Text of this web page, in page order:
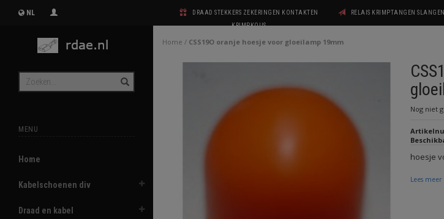
NL
DRAAD STEKKERS ZEKERINGEN KONTAKTEN
KRIMPKOUS
RELAIS KRIMPTANGEN
MENU
Home
Kabelschoenen div
Draad en kabel
Home / CSS19O oranje hoesje voor gloeilamp 19mm
Nog niet
hoesje
Lees meer